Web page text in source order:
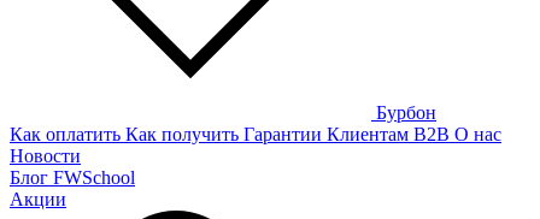
Бурбон
Как оплатить Как получить Гарантии Клиентам B2B О нас
Новости
Блог FWSchool
Акции